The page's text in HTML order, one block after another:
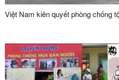
Việt Nam kiên quyết phòng chống